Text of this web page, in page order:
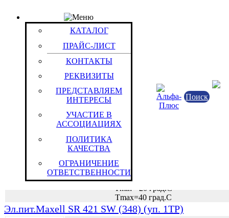
КАТАЛОГ
ПРАЙС-ЛИСТ
КОНТАКТЫ
РЕКВИЗИТЫ
ПРЕДСТАВЛЯЕМ
ИНТЕРЕСЫ
УЧАСТИЕ В
АССОЦИАЦИЯХ
ПОЛИТИКА
КАЧЕСТВА
ОГРАНИЧЕНИЕ
ОТВЕТСТВЕННОСТИ
Поиск
Группа: Стандартные
Для часов с обычным энергопотреблением
Группы / Товары
Эл.пит.Maxell SR 416 SW (337) (уп. 1TP)
Химические
Первичные ХИТ (элементы
Серебряно/цинковые
SR 4K16G | 337 | SR416SW
Uн=1.5 В
Tmin=-20 град.С
Tmax=40 град.С
Эл.пит.Maxell SR 421 SW (348) (уп. 1TP)